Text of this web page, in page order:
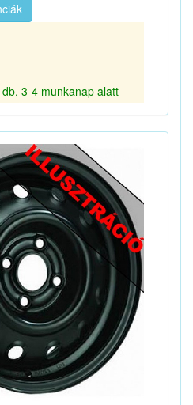
3-4 munkanap alatt